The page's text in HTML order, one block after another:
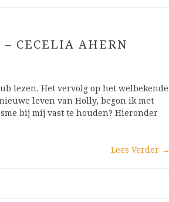
CECELIA AHERN
lezen. Het vervolg op het welbekende
leven van Holly, begon ik met
bij mij vast te houden? Hieronder
Lees Verder →